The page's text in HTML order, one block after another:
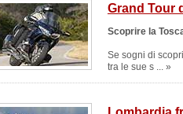
Grand Tour
Scoprire la
Se sogni di
tra le sue s ... »